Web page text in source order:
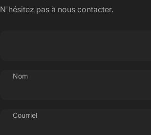
N'hésitez pas à nous contacter.
Nom
Courriel